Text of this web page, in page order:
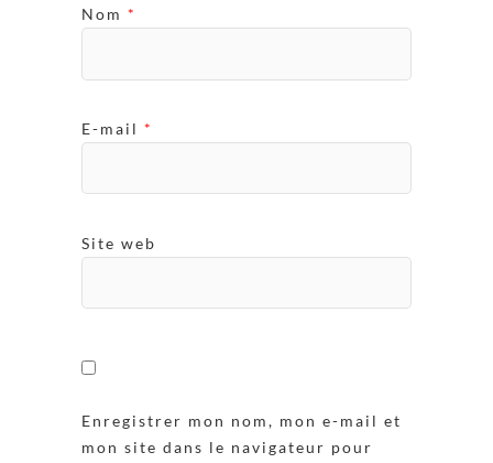
Nom *
E-mail *
Site web
Enregistrer mon nom, mon e-mail et
mon site dans le navigateur pour